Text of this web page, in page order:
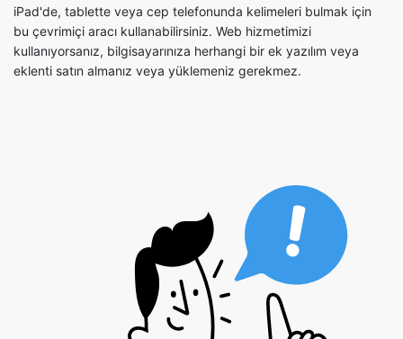
iPad'de, tablette veya cep telefonunda kelimeleri bulmak için
bu çevrimiçi aracı kullanabilirsiniz. Web hizmetimizi
kullanıyorsanız, bilgisayarınıza herhangi bir ek yazılım veya
eklenti satın almanız veya yüklemeniz gerekmez.